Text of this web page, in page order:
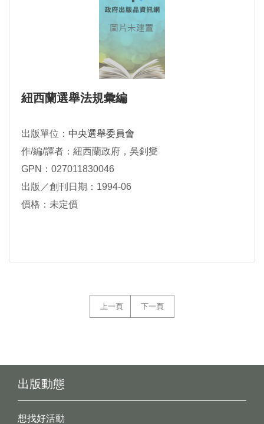
紐西蘭選舉法規彙編
出版單位： 中央選舉委員會
作/編/譯者：紐西蘭政府，吳釗燮
GPN：027011830046
出版／創刊日期：1994-06
價格：未定價
上一頁 下一頁
出版動態
想找好活動